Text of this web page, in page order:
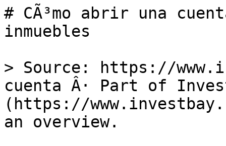
# CÃ³mo abrir una
inmuebles
> Source: https://
cuenta Â· Part of
(https://
an overview.